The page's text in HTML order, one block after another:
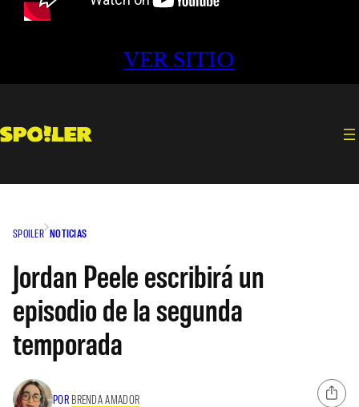
VER SITIO
SPOILER NOTICIAS
Jordan Peele escribirá un
episodio de la segunda
temporada
POR BRENDA AMADOR